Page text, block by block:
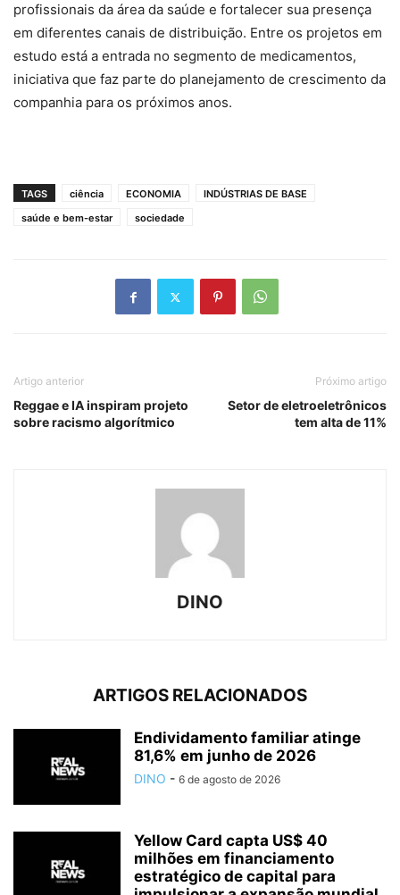
profissionais da área da saúde e fortalecer sua presença
em diferentes canais de distribuição. Entre os projetos em
estudo está a entrada no segmento de medicamentos,
iniciativa que faz parte do planejamento de crescimento da
companhia para os próximos anos.
TAGS ciência ECONOMIA
INDÚSTRIAS DE BASE
saúde e bem-estar
sociedade
Artigo anterior
Reggae e IA inspiram projeto
sobre racismo algorítmico
Próximo artigo
Setor de eletroeletrônicos
tem alta de 11%
DINO
ARTIGOS RELACIONADOS
Endividamento familiar atinge
81,6% em junho de 2026
DINO - 6 de agosto de 2026
Yellow Card capta US$ 40
milhões em financiamento
estratégico de capital para